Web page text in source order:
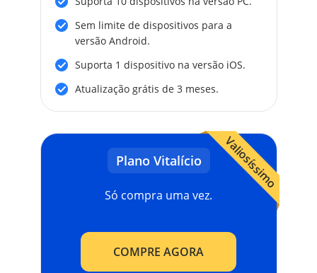
Sem limite de dispositivos para a
versão Android.
Suporta 1 dispositivo na versão iOS.
Atualização grátis de 3 meses.
Valiosíssimo
Plano Vitalício
Só compra uma vez.
COMPRE AGORA